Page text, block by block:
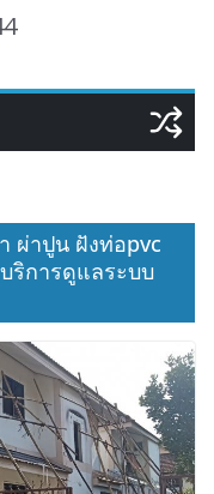
ผ่าปูน ฝังท่อpvc
ริการดูแลระบบ